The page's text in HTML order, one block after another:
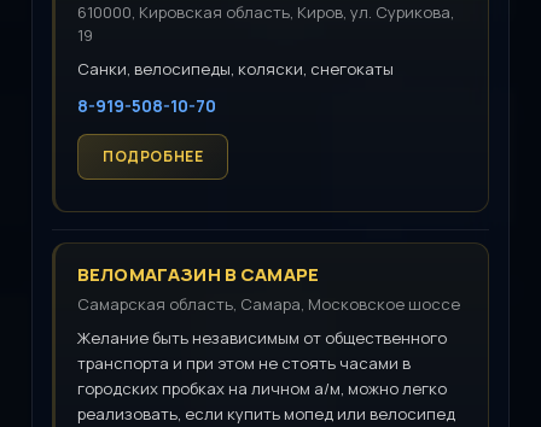
610000, Кировская область, Киров, ул. Сурикова,
19
Санки, велосипеды, коляски, снегокаты
8-919-508-10-70
ВЕЛОМАГАЗИН В САМАРЕ
Самарская область, Самара, Московское шоссе
Желание быть независимым от общественного
транспорта и при этом не стоять часами в
городских пробках на личном а/м, можно легко
реализовать, если купить мопед или велосипед